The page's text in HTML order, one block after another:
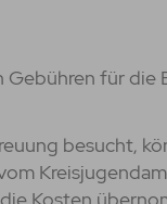
für die
besucht,